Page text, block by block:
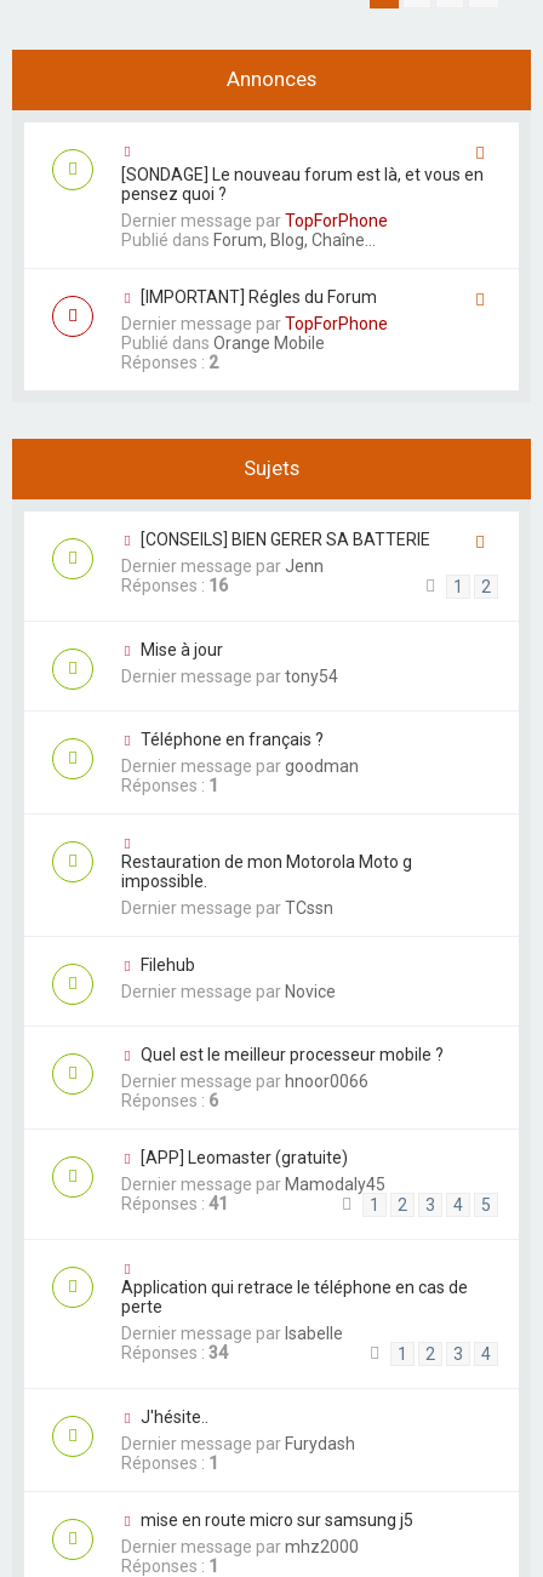
Annonces
[SONDAGE] Le nouveau forum est là, et vous en
pensez quoi ?
Dernier message parTopForPhone
Publié dans Forum, Blog, Chaîne...
[IMPORTANT] Régles du Forum
Dernier message parTopForPhone
Publié dans Orange Mobile
Réponses : 2
Sujets
[CONSEILS] BIEN GERER SA BATTERIE
Dernier message par Jenn
Réponses : 16 1 2
Mise à jour
Dernier message partony54
Téléphone en français ?
Dernier message pargoodman
Réponses : 1
Restauration de mon Motorola Moto g
impossible.
Dernier message parTCssn
Filehub
Dernier message parNovice
Quel est le meilleur processeur mobile ?
Dernier message parhnoor0066
Réponses : 6
[APP] Leomaster (gratuite)
Dernier message parMamodaly45
Réponses : 41 1 2 3 4 5
Application qui retrace le téléphone en cas de
perte
Dernier message parIsabelle
Réponses : 34 1 2 3 4
J'hésite..
Dernier message parFurydash
Réponses : 1
mise en route micro sur samsung j5
Dernier message parmhz2000
Réponses : 1